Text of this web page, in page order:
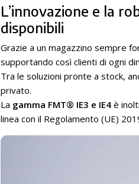
L’innovazione e la
disponibili
Grazie a un magazzino sempre
supportando così clienti di ogni
Tra le soluzioni pronte a stock,
privato.
La gamma FMT® IE3 e IE4 è
linea con il Regolamento (UE)